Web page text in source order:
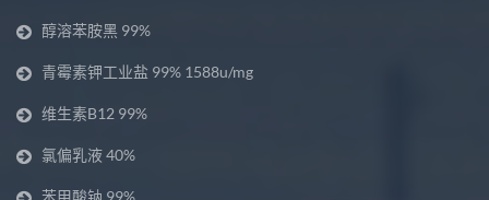
醇溶苯胺黑 99%
青霉素钾工业盐 99% 1588u/mg
维生素B12 99%
氯偏乳液 40%